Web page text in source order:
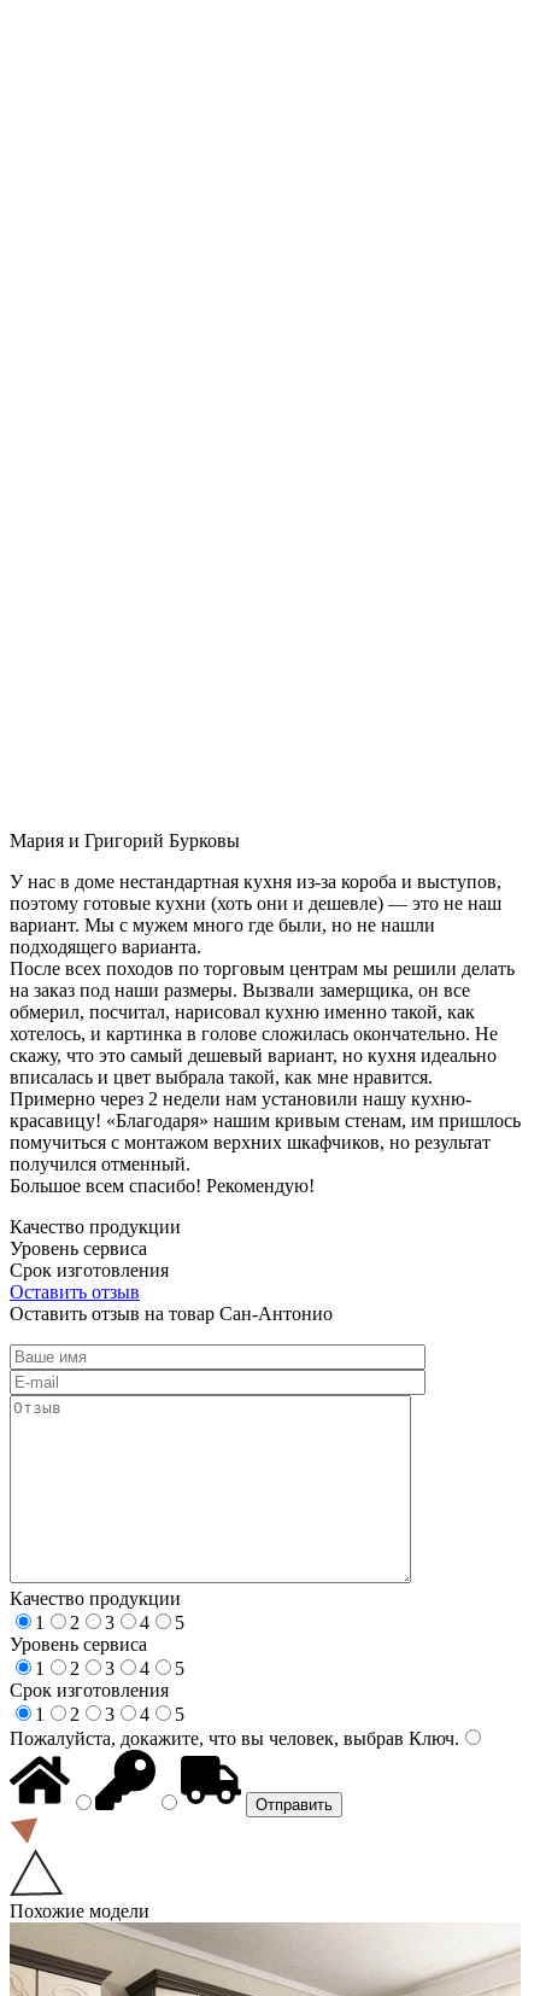
Мария и Григорий Бурковы
У нас в доме нестандартная кухня из-за короба и выступов,
поэтому готовые кухни (хоть они и дешевле) — это не наш
вариант. Мы с мужем много где были, но не нашли
подходящего варианта.
После всех походов по торговым центрам мы решили делать
на заказ под наши размеры. Вызвали замерщика, он все
обмерил, посчитал, нарисовал кухню именно такой, как
хотелось, и картинка в голове сложилась окончательно. Не
скажу, что это самый дешевый вариант, но кухня идеально
вписалась и цвет выбрала такой, как мне нравится.
Примерно через 2 недели нам установили нашу кухню-
красавицу! «Благодаря» нашим кривым стенам, им пришлось
помучиться с монтажом верхних шкафчиков, но результат
получился отменный.
Большое всем спасибо! Рекомендую!
Качество продукции
Уровень сервиса
Срок изготовления
Оставить отзыв
Оставить отзыв на товар Сан-Антонио
Качество продукции
1
2 3 4
5
Уровень сервиса
1
2 3 4
5
Срок изготовления
1
2 3 4
5
Пожалуйста, докажите, что вы человек, выбрав Ключ.
Похожие модели